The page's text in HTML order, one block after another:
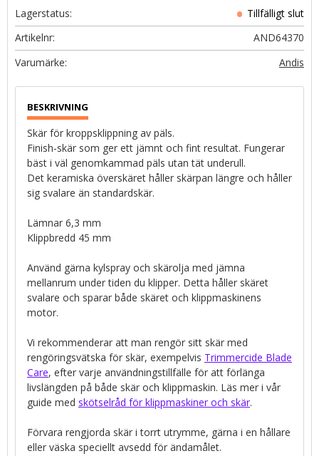
Lagerstatus
Artikelnr
AND64370
Andis
Skär för kroppsklippning av päls.
Finish-skär som ger ett jämnt och fint resultat. Fungerar
bäst i väl genomkammad päls utan tät underull.
Det keramiska överskäret håller skärpan längre och håller
sig svalare än standardskär.
Lämnar 6,3 mm
Klippbredd 45 mm
Använd gärna kylspray och skärolja med jämna
mellanrum under tiden du klipper. Detta håller skäret
svalare och sparar både skäret och klippmaskinens
motor.
Vi rekommenderar att man rengör sitt skär med
rengöringsvätska för skär, exempelvis Trimmercide Blade
Care, efter varje användningstillfälle för att förlänga
livslängden på både skär och klippmaskin. Läs mer i vår
guide med skötselråd för klippmaskiner och skär.
Förvara rengjorda skär i torrt utrymme, gärna i en hållare
eller väska speciellt avsedd för ändamålet.